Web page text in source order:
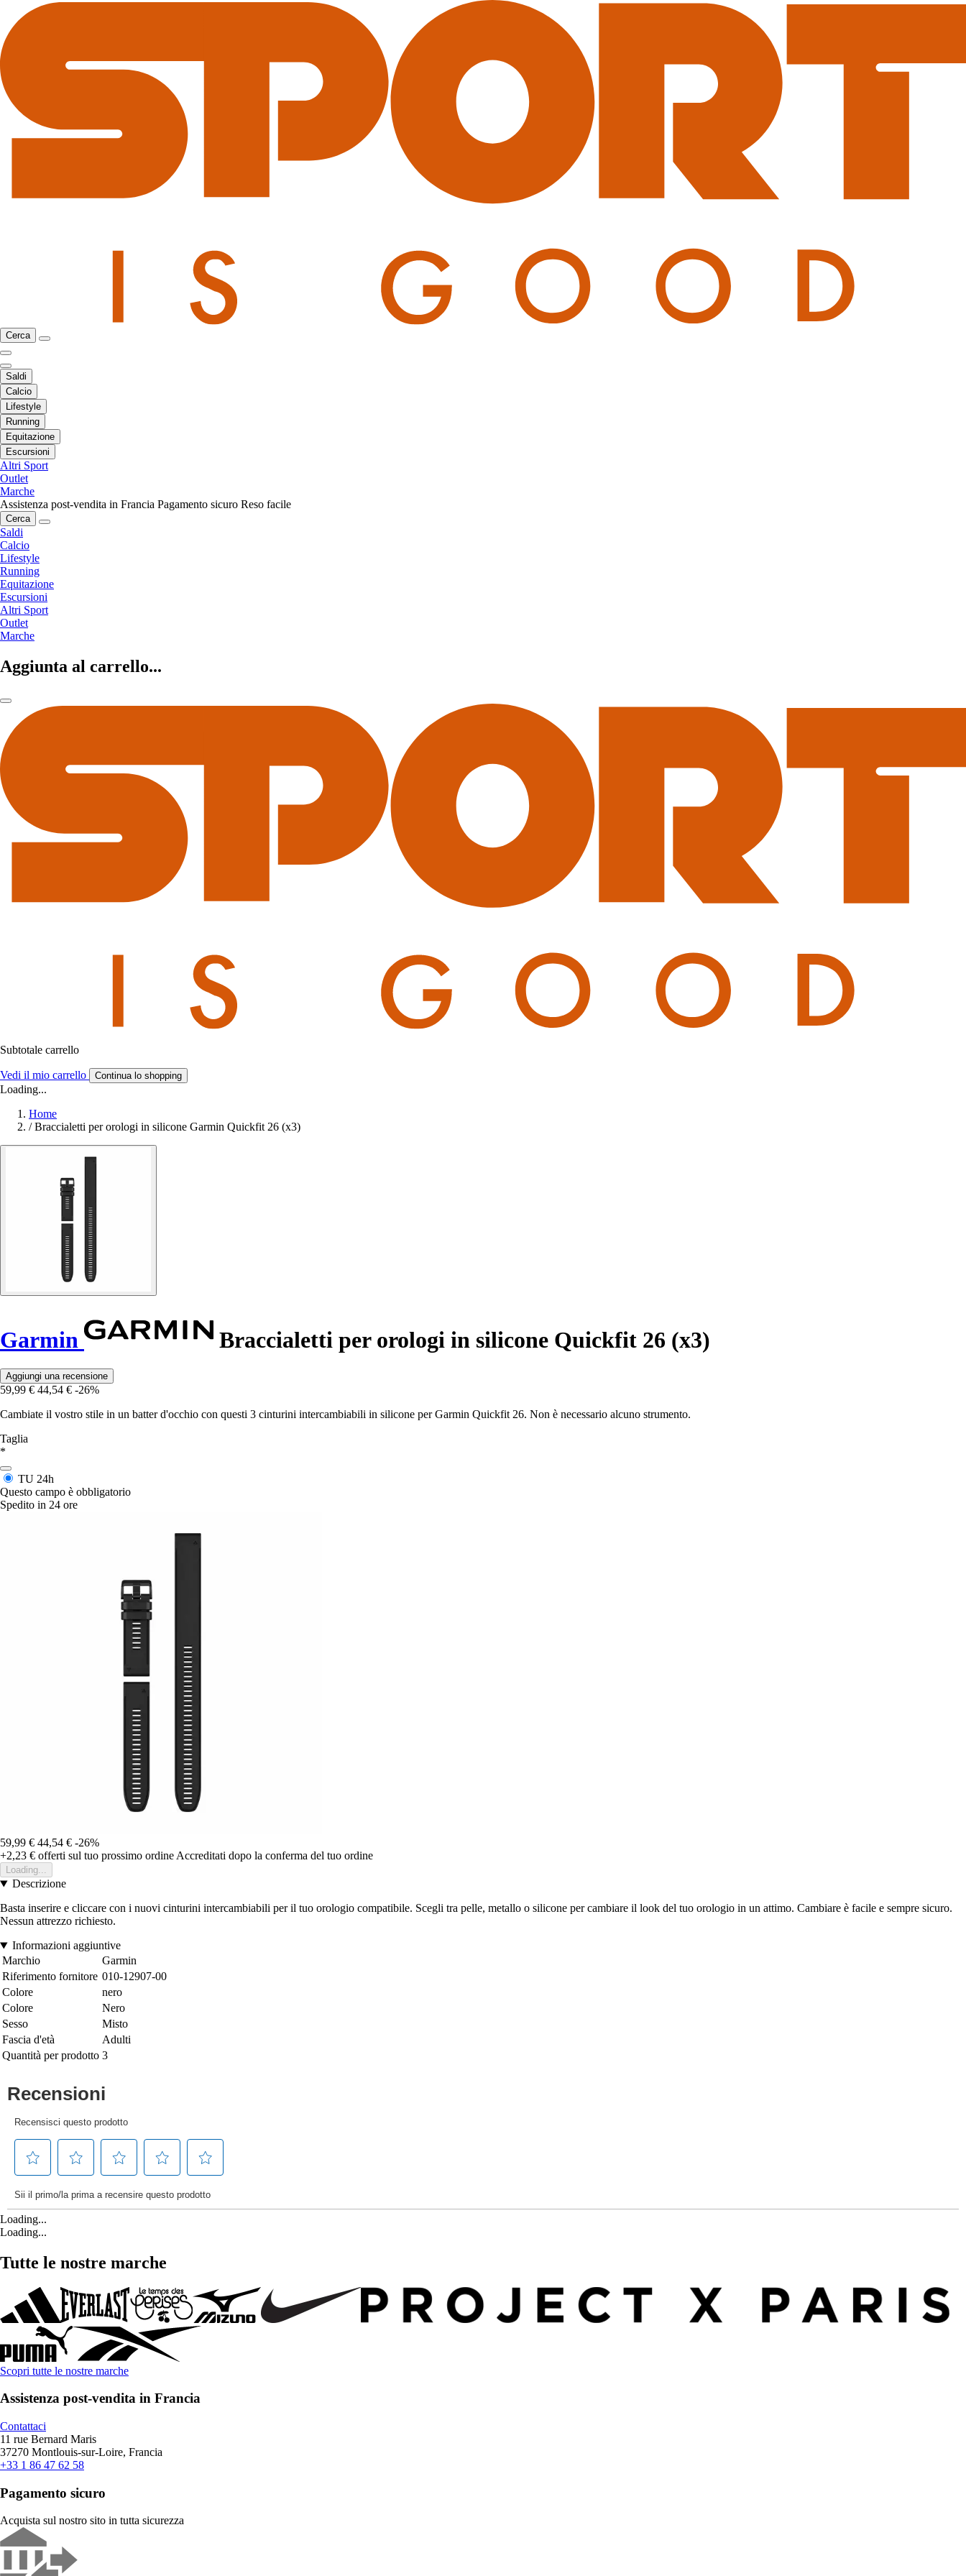
Cerca
Saldi
Calcio
Lifestyle
Running
Equitazione
Escursioni
Altri Sport
Outlet
Marche
Assistenza post-vendita in Francia Pagamento sicuro Reso facile
Cerca
Saldi
Calcio
Lifestyle
Running
Equitazione
Escursioni
Altri Sport
Outlet
Marche
Aggiunta al carrello...
Subtotale carrello
Vedi il mio carrello Continua lo shopping
Loading...
Home
/ Braccialetti per orologi in silicone Garmin Quickfit 26 (x3)
Garmin Braccialetti per orologi in silicone Quickfit 26 (x3)
Aggiungi una recensione
59,99 € 44,54 € -26%
Cambiate il vostro stile in un batter d'occhio con questi 3 cinturini intercambiabili in silicone per Garmin Quickfit 26. Non è necessario alcuno strumento.
Taglia
*
TU 24h
Questo campo è obbligatorio
Spedito in 24 ore
59,99 € 44,54 € -26%
+2,23 € offerti sul tuo prossimo ordine Accreditati dopo la conferma del tuo ordine
Loading...
Descrizione
Basta inserire e cliccare con i nuovi cinturini intercambiabili per il tuo orologio compatibile. Scegli tra pelle, metallo o silicone per cambiare il look del tuo orologio in un attimo. Cambiare è facile e sempre sicuro.
Nessun attrezzo richiesto.
Informazioni aggiuntive
Marchio
Garmin
Riferimento fornitore 010-12907-00
Colore
nero
Colore
Nero
Sesso
Misto
Fascia d'età
Adulti
Quantità per prodotto 3
Loading...
Loading...
Tutte le nostre marche
Scopri tutte le nostre marche
Assistenza post-vendita in Francia
Contattaci
11 rue Bernard Maris
37270 Montlouis-sur-Loire, Francia
+33 1 86 47 62 58
Pagamento sicuro
Acquista sul nostro sito in tutta sicurezza